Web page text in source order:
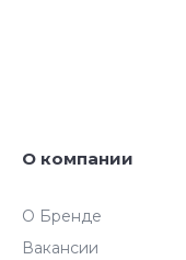
О компании
О Бренде
Вакансии